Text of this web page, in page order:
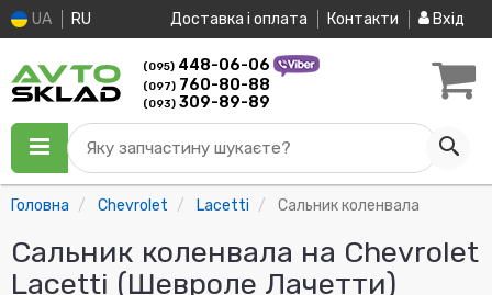
UA RU Доставка і оплата Контакти Вхід
(095) 448-06-06
(097) 760-80-88
(093) 309-89-89
Яку запчастину шукаєте?
Головна Chevrolet Lacetti Сальник коленвала
Сальник коленвала на Chevrolet
Lacetti (Шевроле Лачетти)